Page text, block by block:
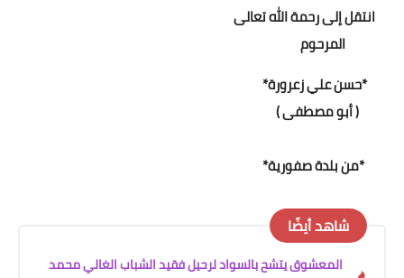
انتقل إلى رحمة الله تعالى
المرحوم
*حسن علي زعرورة*
( أبو مصطفى )
*من بلدة صفورية*
شاهد أيضًا
المعشوق يتشح بالسواد لرحيل فقيد الشباب الغالي محمد